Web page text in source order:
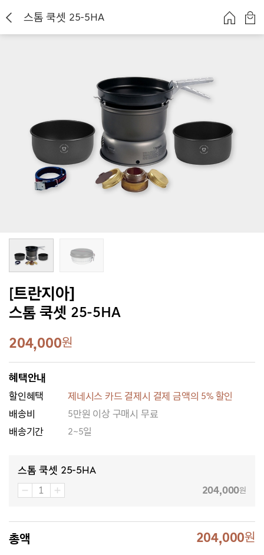
스톰 쿡셋 25-5HA
[트란지아]
스톰 쿡셋 25-5HA
204,000원
혜택안내
할인혜택
제네시스 카드 결제시 결제 금액의 5% 할인
배송비
5만원 이상 구매시 무료
배송기간
2~5일
스톰 쿡셋 25-5HA
204,000원
총액 204,000원